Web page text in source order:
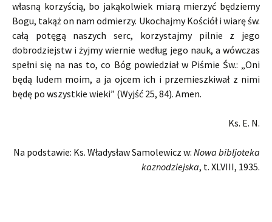
własną korzyścią, bo jakąkolwiek miarą mierzyć będziemy
Bogu, takąż on nam odmierzy. Ukochajmy Kościół i wiarę św.
całą potęgą naszych serc, korzystajmy pilnie z jego
dobrodziejstw i żyjmy wiernie według jego nauk, a wówczas
spełni się na nas to, co Bóg powiedział w Piśmie Św.: „Oni
będą ludem moim, a ja ojcem ich i przemieszkiwał z nimi
będę po wszystkie wieki” (Wyjść 25, 84). Amen.
Ks. E. N.
Na podstawie: Ks. Władysław Samolewicz w: Nowa bibljoteka
kaznodziejska, t. XLVIII, 1935.